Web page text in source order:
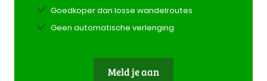
Goedkoper dan losse wandelroutes
Geen automatische verlenging
Meld je aan